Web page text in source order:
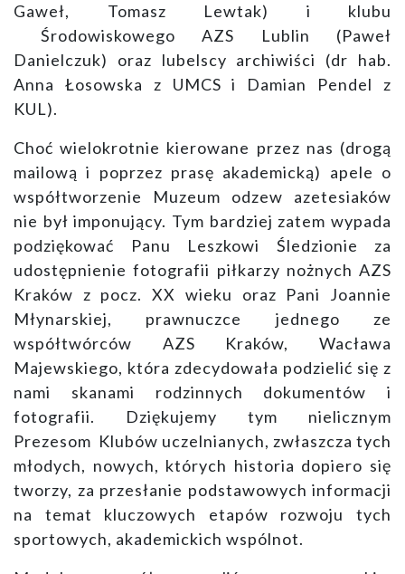
Gaweł, Tomasz Lewtak) i klubu
Środowiskowego AZS Lublin (Paweł
Danielczuk) oraz lubelscy archiwiści (dr hab.
Anna Łosowska z UMCS i Damian Pendel z
KUL).
Choć wielokrotnie kierowane przez nas (drogą
mailową i poprzez prasę akademicką) apele o
współtworzenie Muzeum odzew azetesiaków
nie był imponujący. Tym bardziej zatem wypada
podziękować Panu Leszkowi Śledzionie za
udostępnienie fotografii piłkarzy nożnych AZS
Kraków z pocz. XX wieku oraz Pani Joannie
Młynarskiej, prawnuczce jednego ze
współtwórców AZS Kraków, Wacława
Majewskiego, która zdecydowała podzielić się z
nami skanami rodzinnych dokumentów i
fotografii. Dziękujemy tym nielicznym
Prezesom Klubów uczelnianych, zwłaszcza tych
młodych, nowych, których historia dopiero się
tworzy, za przesłanie podstawowych informacji
na temat kluczowych etapów rozwoju tych
sportowych, akademickich wspólnot.